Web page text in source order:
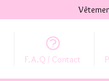
F.A.Q / Contact